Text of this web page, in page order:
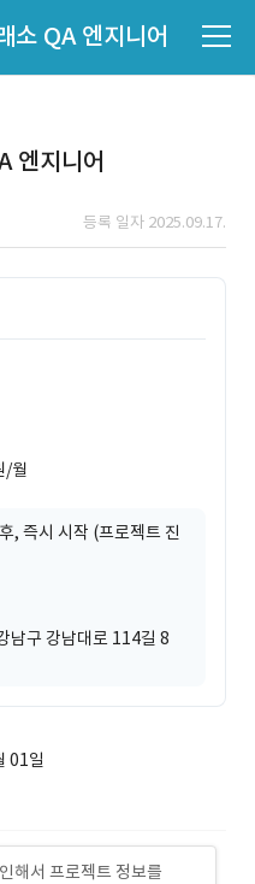
소 QA 엔지니어
엔지니어
등록 일자 2025.09.17.
/월
, 즉시 시작 (프로젝트 진
남구 강남대로 114길 8
01일
해서 프로젝트 정보를